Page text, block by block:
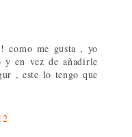
como me gusta , yo
en vez de añadirle
, este lo tengo que